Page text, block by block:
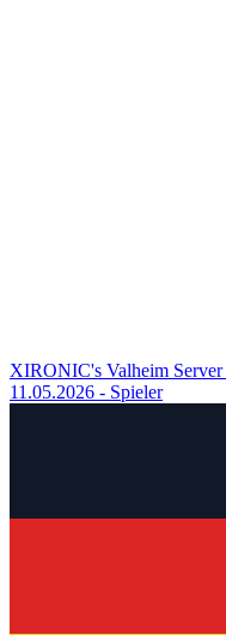
XIRONIC's Valheim Server
11.05.2026 - Spieler